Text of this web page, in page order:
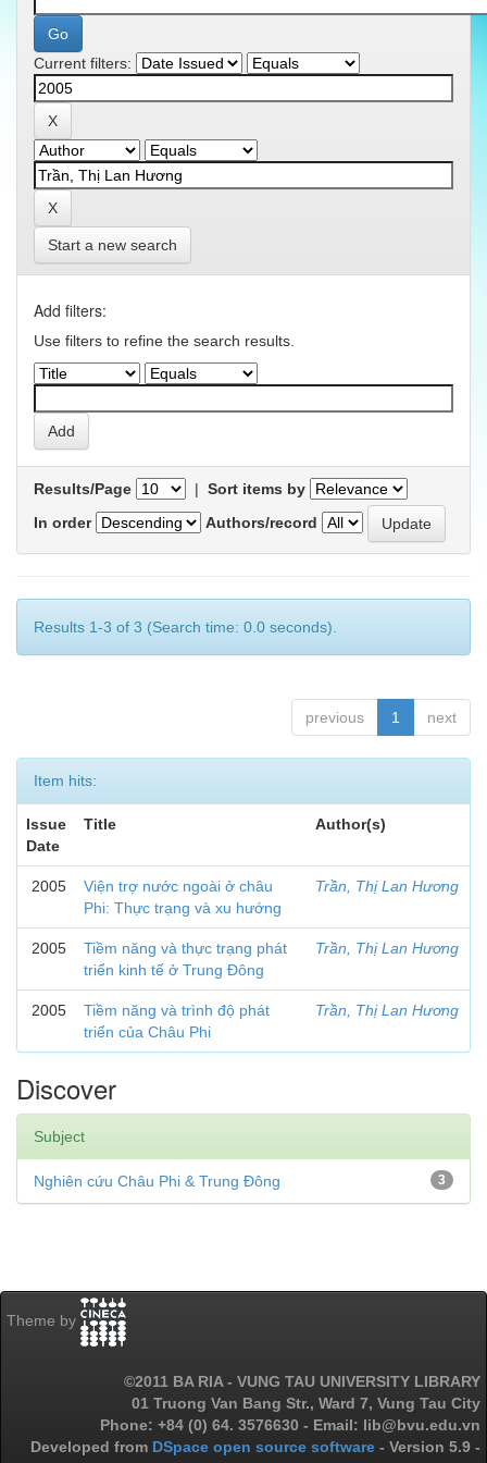
Current filters:
Start a new search
Add filters:
Use filters to refine the search results.
Results/Page | Sort items by
In order
Authors/record
Results 1-3 of 3 (Search time: 0.0 seconds).
previous 1 next
Item hits:
Issue
Date
Title Author(s)
2005
Viện trợ nước ngoài ở châu
Phi: Thực trạng và xu hướng
Trần, Thị Lan Hương
2005
Tiềm năng và thực trạng phát
triển kinh tế ở Trung Đông
Trần, Thị Lan Hương
2005
Tiềm năng và trình độ phát
triển của Châu Phi
Trần, Thị Lan Hương
Discover
Subject
3
Nghiên cứu Châu Phi & Trung Đông
Theme by
©2011 BA RIA - VUNG TAU UNIVERSITY LIBRARY
01 Truong Van Bang Str., Ward 7, Vung Tau City
Phone: +84 (0) 64. 3576630 - Email: lib@bvu.edu.vn
Developed from DSpace open source software - Version 5.9 -